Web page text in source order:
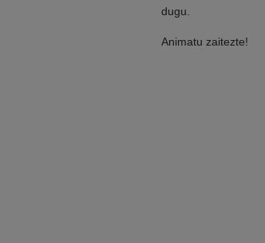
dugu.
Animatu zaitezte!